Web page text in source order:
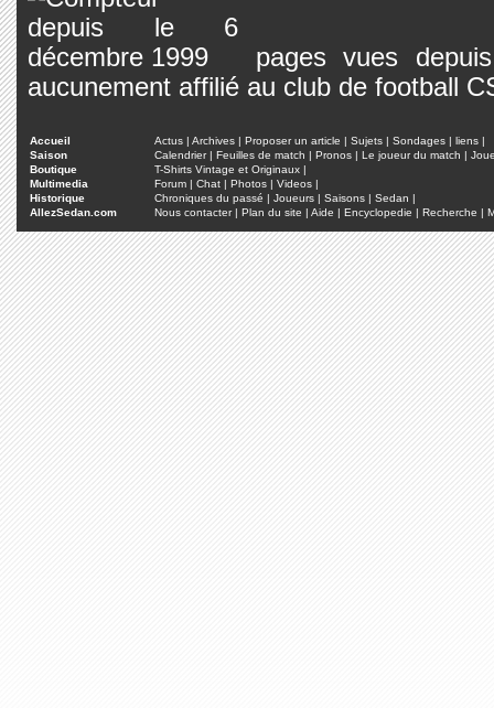
pages vues
aucunement affilié au club de football
Accueil Actus | Archives | Proposer un article | Sujets | Sondages | liens |
Saison
Calendrier| Feuilles de match | Pronos | Le joueur du match |
Boutique
T-Shirts Vintage et Originaux |
Multimedia
Forum | Chat | Photos | Videos |
Historique
Chroniques du passé | Joueurs | Saisons | Sedan |
AllezSedan.com
Nous contacter| Plan du site | Aide | Encyclopedie | Recherche |